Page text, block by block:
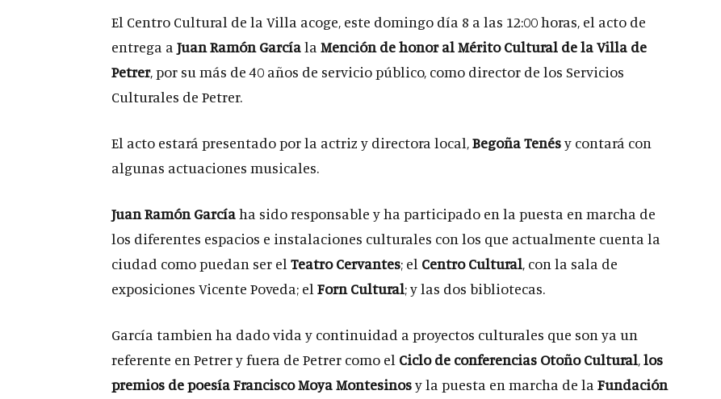
El Centro Cultural de la Villa acoge, este domingo día 8 a las 12:00 horas, el acto de
entrega a Juan Ramón Garcíala Mención de honor al Mérito Cultural de la Villa de
Petrer, por su más de 40 años de servicio público, como director de los Servicios
Culturales de Petrer.
El acto estará presentado por la actriz y directora local,Begoña Tenésy contará con
algunas actuaciones musicales.
Juan Ramón Garcíaha sido responsable y ha participado en la puesta en marcha de
los diferentes espacios e instalaciones culturales con los que actualmente cuenta la
ciudad como puedan ser el Teatro Cervantes; el Centro Cultural, con la sala de
exposiciones Vicente Poveda; el Forn Cultural; y las dos bibliotecas.
García tambien ha dado vida y continuidad a proyectos culturales que son ya un
referente en Petrer y fuera de Petrer como el Ciclo de conferencias Otoño Cultural,los
premios de poesía Francisco Moya Montesinosy la puesta en marcha de la Fundación